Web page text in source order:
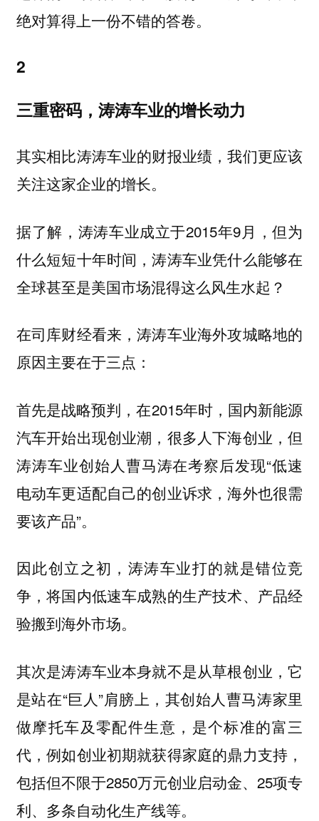
绝对算得上一份不错的答卷。
2
三重密码，涛涛车业的增长动力
其实相比涛涛车业的财报业绩，我们更应该
关注这家企业的增长。
据了解，涛涛车业成立于2015年9月，但为
什么短短十年时间，涛涛车业凭什么能够在
全球甚至是美国市场混得这么风生水起？
在司库财经看来，涛涛车业海外攻城略地的
原因主要在于三点：
首先是战略预判，在2015年时，国内新能源
汽车开始出现创业潮，很多人下海创业，但
涛涛车业创始人曹马涛在考察后发现“低速
电动车更适配自己的创业诉求，海外也很需
要该产品”。
因此创立之初，涛涛车业打的就是错位竞
争，将国内低速车成熟的生产技术、产品经
验搬到海外市场。
其次是涛涛车业本身就不是从草根创业，它
是站在“巨人”肩膀上，其创始人曹马涛家里
做摩托车及零配件生意，是个标准的富三
代，例如创业初期就获得家庭的鼎力支持，
包括但不限于2850万元创业启动金、25项专
利、多条自动化生产线等。